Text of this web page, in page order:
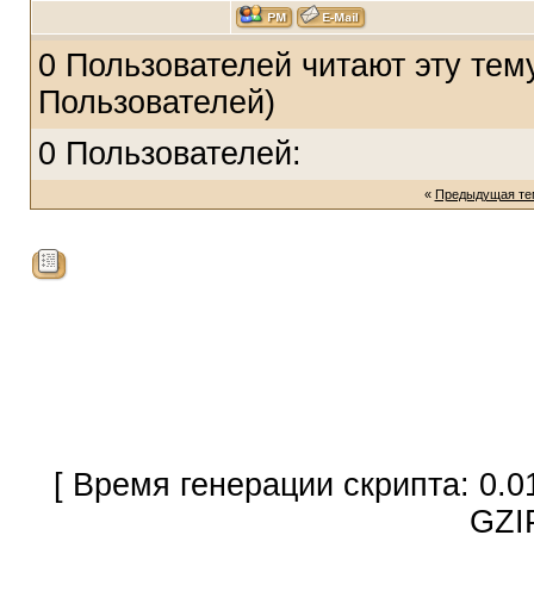
0 Пользователей читают эту
Пользователей)
0 Пользователей:
« Предыдущая
[ Время генерации скрипта: